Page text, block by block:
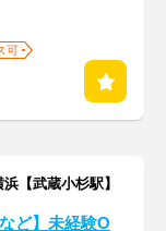
可
【武蔵小杉駅】
ど】未経験O